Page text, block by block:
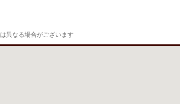
異なる場合がございます